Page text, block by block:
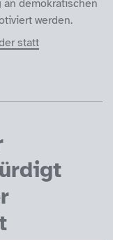
demokratischen
werden.
statt